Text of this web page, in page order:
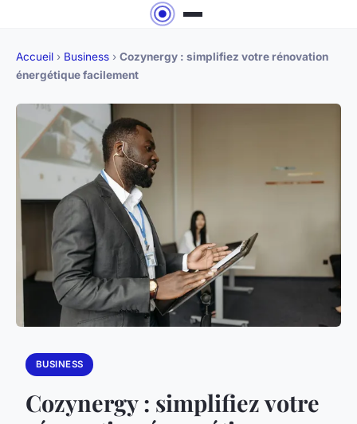
Accueil › Business › Cozynergy : simplifiez votre rénovation
énergétique facilement
BUSINESS
Cozynergy : simplifiez votre